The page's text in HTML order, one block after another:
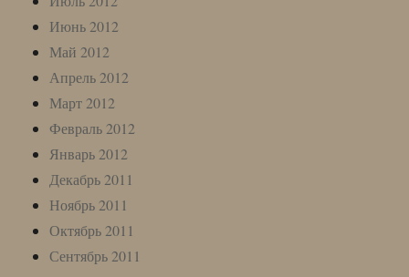
Июнь 2012
Май 2012
Апрель 2012
Март 2012
Февраль 2012
Январь 2012
Декабрь 2011
Ноябрь 2011
Октябрь 2011
Сентябрь 2011